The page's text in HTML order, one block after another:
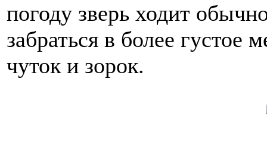
погоду зверь ходит
забраться в более густое
чуток и зорок.